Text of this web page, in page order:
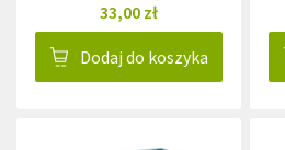
33,00 zł
Dodaj do koszyka